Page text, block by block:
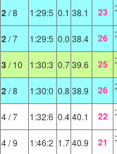
2/ 8 1:29:5 0.1 38.1 23
2/ 7 1:29:5 0.0 38.4 26
3/ 10 1:30:3 0.739.6 25
2/ 8 1:30:0 0.8 38.9 26
4/ 7 1:32:6 0.440.1 22
4/ 9 1:46:2 1.740.9 21